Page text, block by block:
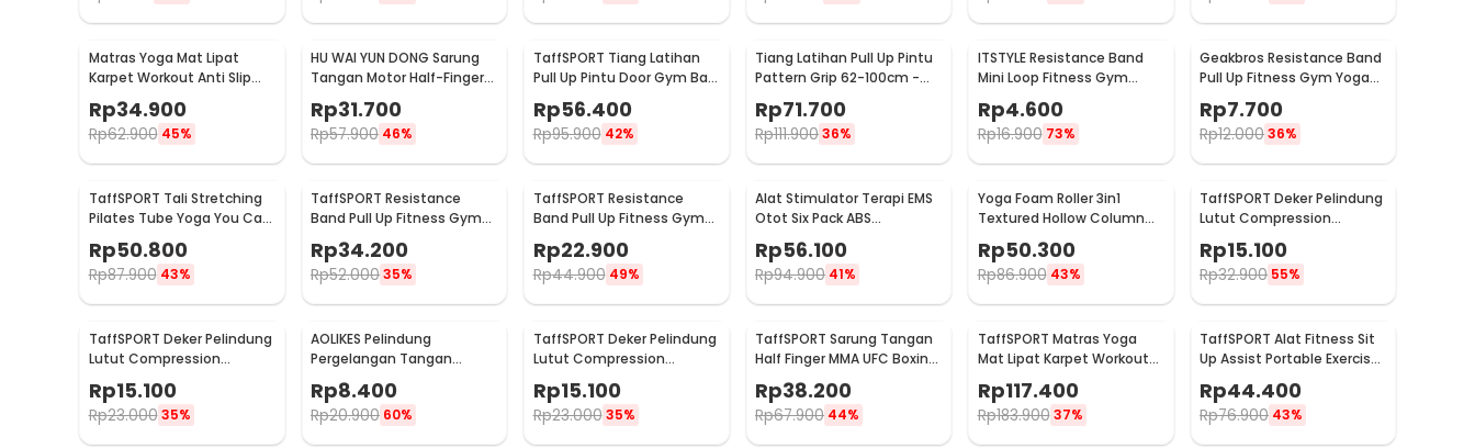
Matras Yoga Mat Lipat
Karpet Workout Anti Slip
PVC 173x61cm - Q4
Rp34.900
Rp62.900 45%
HU WAI YUN DONG Sarung
Tangan Motor Half-Finger
Anti Slip Riding Glove L -
HWYD
Rp31.700
Rp57.900 46%
TaffSPORT Tiang Latihan
Pull Up Pintu Door Gym Bar
Solid Grip 62-100cm -
HW139501
Rp56.400
Rp95.900 42%
Tiang Latihan Pull Up Pintu
Pattern Grip 62-100cm -
Rp71.700
Rp111.90036%
ITSTYLE Resistance Band
Mini Loop Fitness Gym
Yoga Pilates Latex - ITS05
Rp4.600
Rp16.900 73%
Geakbros Resistance Band
Pull Up Fitness Gym Yoga
YG34
Rp7.700
Rp12.00036%
TaffSPORT Tali Stretching
Pilates Tube Yoga You Can
Do It 11 Set - R11
Rp50.800
Rp87.900 43%
TaffSPORT Resistance
Band Pull Up Fitness Gym
Yoga Pilates Latex Size L -
Y66OR
Rp34.200
Rp52.00035%
TaffSPORT Resistance
Band Pull Up Fitness Gym
Y66OR
Rp22.900
Rp44.900 49%
Alat Stimulator Terapi EMS
Otot Six Pack ABS
Abdominal Muscle - 068R2
Rp56.100
Rp94.900 41%
Yoga Foam Roller 3in1
Textured Hollow Column
EVA 25.5cm - H0031
Rp50.300
Rp86.900 43%
TaffSPORT Deker Pelindung
Lutut Compression
M - SS7
Rp15.100
Rp32.900 55%
TaffSPORT Deker Pelindung
Lutut Compression
L - SS7
Rp15.100
Rp23.000 35%
AOLIKES Pelindung
Pergelangan Tangan
Support Fitness Olahraga -
1526
Rp8.400
Rp20.900 60%
TaffSPORT Deker Pelindung
Lutut Compression
XL - SS7
Rp15.100
Rp23.000 35%
TaffSPORT Sarung Tangan
Half Finger MMA UFC Boxing
PU Leather Gloves - FE-
BO0027
Rp38.200
Rp67.900 44%
TaffSPORT Matras Yoga
Mat Lipat Karpet Workout
PROlite 60
Rp117.400
Rp183.900 37%
TaffSPORT Alat Fitness Sit
Up Assist Portable Exercise
Rp44.400
Rp76.900 43%